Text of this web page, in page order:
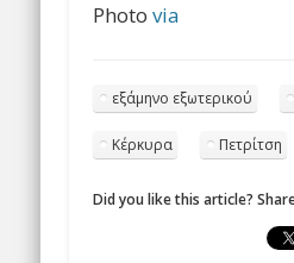
Photovia
εξάμηνο εξωτερικού
Κέρκυρα Πετρίτση
Did you like this article?